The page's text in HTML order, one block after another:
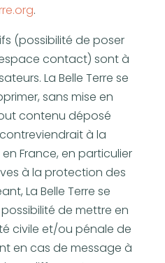
.
(possibilité de poser
contact) sont à
La Belle Terre se
sans mise en
contenu déposé
à la
France, en particulier
à la protection des
La Belle Terre se
de mettre en
civile et/ou pénale de
en cas de message à